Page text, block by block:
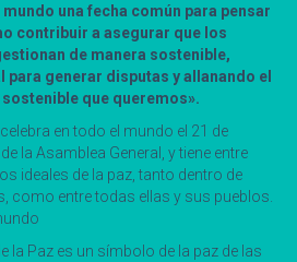
una fecha común para pensar
contribuir a asegurar que los
de manera sostenible,
generar disputas y allanando el
que queremos».
en todo el mundo el 21 de
la Asamblea General, y tiene entre
ideales de la paz, tanto dentro de
como entre todas ellas y sus pueblos.
la Paz es un símbolo de la paz de las